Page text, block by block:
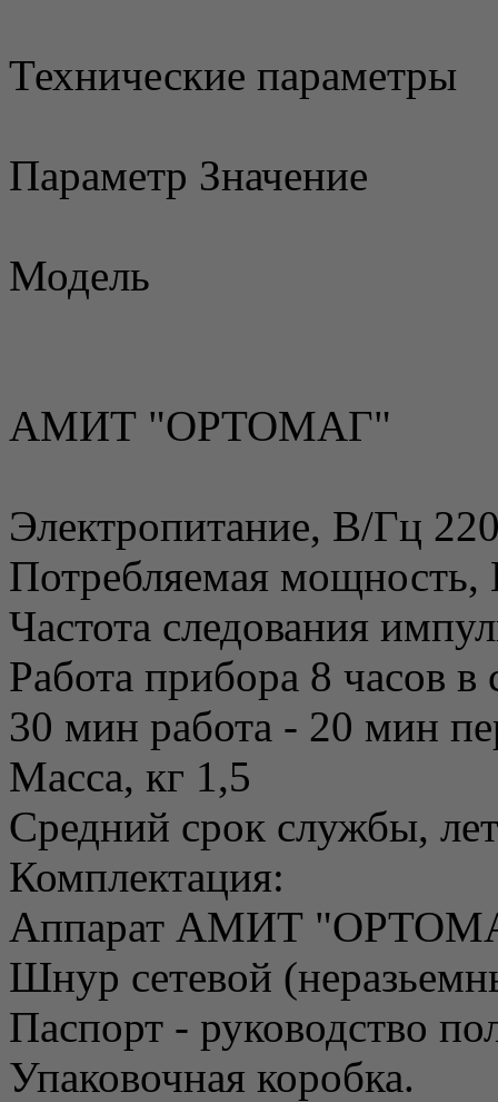
Технические параметры
Параметр Значение
Модель
АМИТ "ОРТОМАГ"
Электропитание, В/Гц
Потребляемая мощность,
Частота следования
Работа прибора 8 часов
30 мин работа - 20 мин
Масса, кг 1,5
Средний срок службы,
Комплектация:
Аппарат АМИТ
Шнур сетевой
Паспорт - руководство
Упаковочная коробка.